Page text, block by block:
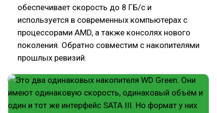
обеспечивает скорость до 8 ГБ/с и
используется в современных компьютерах с
процессорами AMD, а также консолях нового
поколения. Обратно совместим с накопителями
прошлых ревизий.